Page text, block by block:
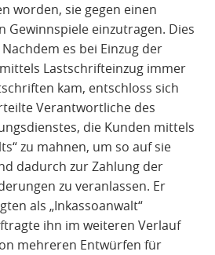
worden, sie gegen einen
Gewinnspiele einzutragen. Dies
es bei Einzug der
Lastschrifteinzug immer
kam, entschloss sich
Verantwortliche des
die Kunden mittels
zu mahnen, um so auf sie
dadurch zur Zahlung der
zu veranlassen. Er
als „Inkassoanwalt“
ihn im weiteren Verlauf
mehreren Entwürfen für